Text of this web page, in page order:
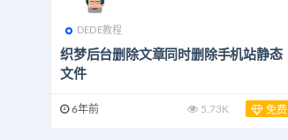
DEDE教程
织梦后台删除文章同时删除手机站静态
文件
6年前 5.73K 免费